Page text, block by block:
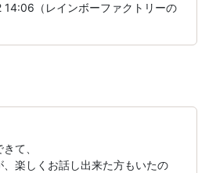
（レインボーファクトリーの
て、
楽しくお話し出来た方もいたの